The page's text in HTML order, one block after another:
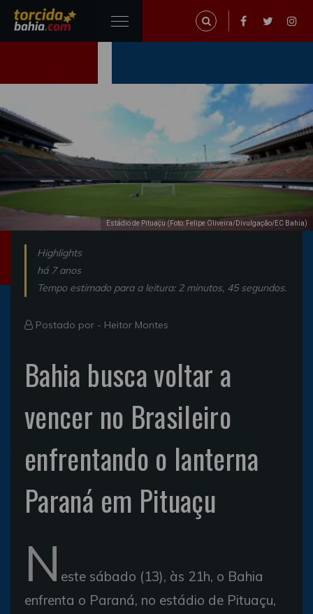
Estádio de Pituaçu (Foto: Felipe Oliveira/Divulgação/EC Bahia)
Highlights
há 7 anos
Tempo estimado para a leitura: 2 minutos, 45 segundos.
Postado por - Heitor Montes
Bahia busca voltar a
vencer no Brasileiro
enfrentando o lanterna
Paraná em Pituaçu
N este sábado (13), às 21h, o Bahia
enfrenta o Paraná, no estádio de Pituaçu,